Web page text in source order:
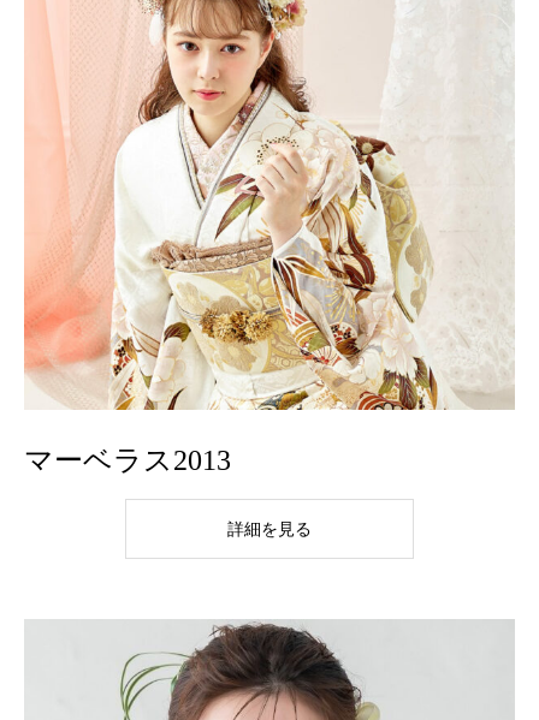
マーベラス2013
詳細を見る